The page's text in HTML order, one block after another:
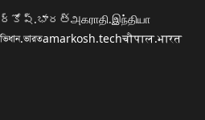
அகராதி.இந்தியா
amarkosh.techचौपाल.भारत